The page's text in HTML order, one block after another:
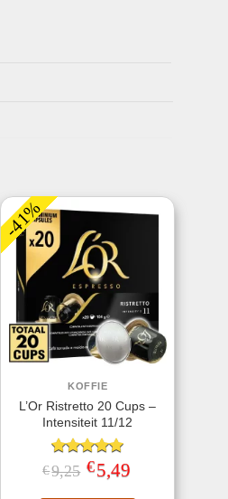
-41%
KOFFIE
L’Or Ristretto 20 Cups –
Intensiteit 11/12
Gewaardeerd
5.00uit 5
€9,25 Oorspronkelijke
prijs
€5,49Huidige